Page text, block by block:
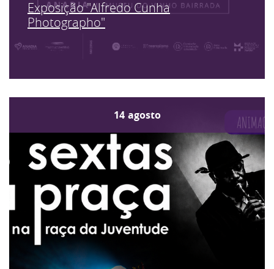
Exposição "Alfredo Cunha
Photographo"
14 agosto